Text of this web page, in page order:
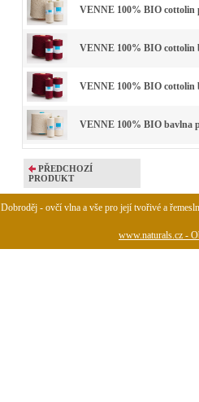
VENNE 100% BIO cottolin
VENNE 100% BIO cottolin
VENNE 100% BIO cottolin
VENNE 100% BIO bavlna
PŘEDCHOZÍ
PRODUKT
Dobroděj - ovčí vlna a vše pro její tvořivé a
www.naturals.cz -